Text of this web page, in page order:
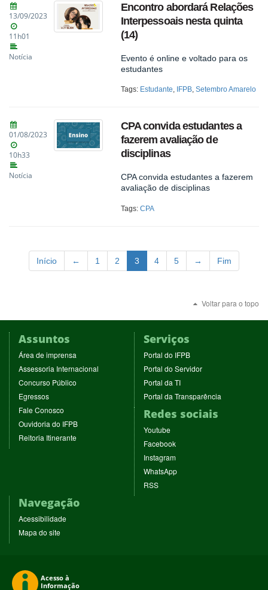
13/09/2023
11h01
Notícia
Encontro abordará Relações
Interpessoais nesta quinta
(14)
Evento é online e voltado para os
estudantes
Tags: Estudante, IFPB, Setembro Amarelo
01/08/2023
10h33
Notícia
CPA convida estudantes a
fazerem avaliação de
disciplinas
CPA convida estudantes a fazerem
avaliação de disciplinas
Tags: CPA
Início ← 1 2 3 4 5 → Fim
Voltar para o topo
Assuntos
Área de imprensa
em
nova
Assessoria Internacional
Concurso Público
Egressos(abre
nova
janela)
Fale Conosco
em
nova
janela)
Ouvidoria do IFPB(abre
Reitoria Itinerante(abre
Serviços
Portal do IFPB(abre
em
nova
Portal do Servidor(abre
janela)
Portal da TI(abre
nova
janela)
Portal da Transparência
Redes sociais
Youtube(abre
em
nova
janela)
Facebook(abre
nova
janela)
Instagram(abre
nova
WhatsApp(abre
RSS(abre
Navegação
Acessibilidade
Mapa do site